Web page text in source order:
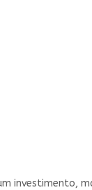
investimento,